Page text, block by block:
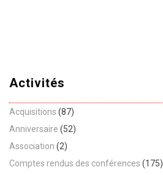
Activités
Acquisitions (87)
Anniversaire (52)
Association (2)
Comptes rendus des conférences (175)